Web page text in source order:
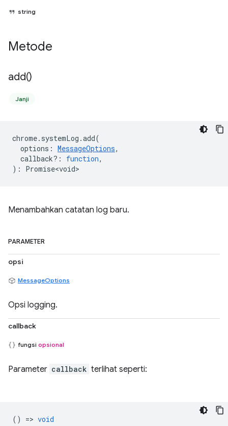
string
Metode
add()
Janji
chrome. systemLog .add(
options : MessageOptions,
callback? : function,
) : Promise<void>
Menambahkan catatan log baru.
PARAMETER
opsi
MessageOptions
Opsi logging.
callback
fungsi opsional
Parameter callback terlihat seperti:
() => void